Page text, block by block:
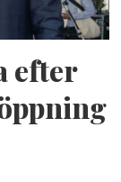
efter